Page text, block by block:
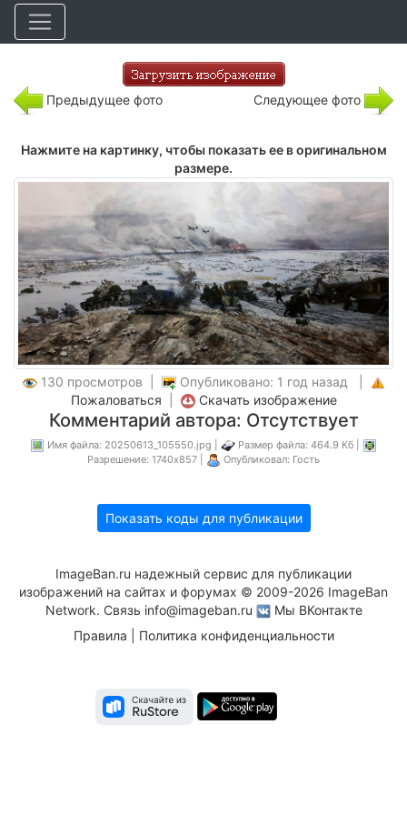
Предыдущее фото Следующее фото
Нажмите на картинку, чтобы показать ее в оригинальном
размере.
130 просмотров |
Опубликовано: 1 год назад |
Пожаловаться
Скачать изображение
Комментарий автора: Отсутствует
Имя файла: 20250613_105550.jpg |
Размер файла: 464.9 Кб |
Разрешение: 1740x857 |
Опубликовал: Гость
Показать коды для публикации
ImageBan.ru надежный сервис для публикации
изображений на сайтах и форумах © 2009-2026 ImageBan
Network. Связь info@imageban.ru
Мы ВКонтакте
Правила
Политика конфиденциальности